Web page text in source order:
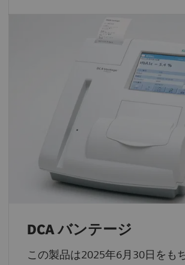
DCA バンテージ
この製品は2025年6月30日をも